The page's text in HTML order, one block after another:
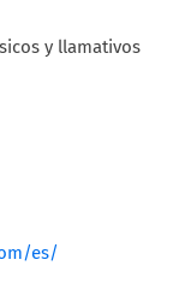
y llamativos
es/